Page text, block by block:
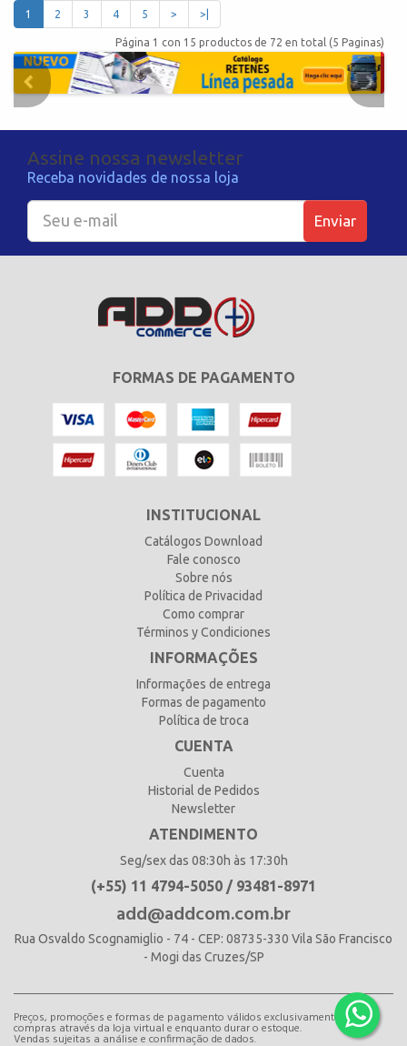
1 2 3 4 5 > >|
Página 1 con 15 productos de 72 en total (5 Paginas)
Assine nossa newsletter
Receba novidades de nossa loja
Enviar
FORMAS DE PAGAMENTO
INSTITUCIONAL
Catálogos Download
Fale conosco
Sobre nós
Política de Privacidad
Como comprar
Términos y Condiciones
INFORMAÇÕES
Informações de entrega
Formas de pagamento
Política de troca
CUENTA
Cuenta
Historial de Pedidos
Newsletter
ATENDIMENTO
Seg/sex das 08:30h às 17:30h
(+55) 11 4794-5050 / 93481-8971
add@addcom.com.br
Rua Osvaldo Scognamiglio - 74 - CEP: 08735-330 Vila São Francisco
- Mogi das Cruzes/SP
Preços, promoções e formas de pagamento válidos exclusivamente para
compras através da loja virtual e enquanto durar o estoque.
Vendas sujeitas a análise e confirmação de dados.